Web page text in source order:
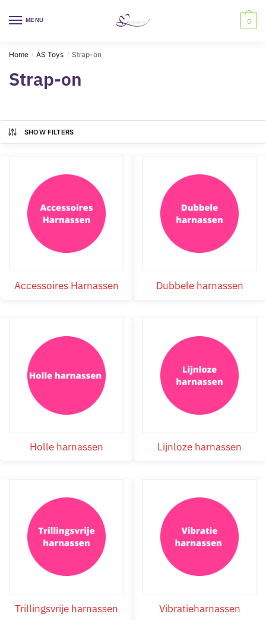
MENU 0
Home / AS Toys / Strap-on
Strap-on
SHOW FILTERS
Accessoires Harnassen Dubbele harnassen
Holle harnassen Lijnloze harnassen
Trillingsvrije harnassen Vibratieharnassen